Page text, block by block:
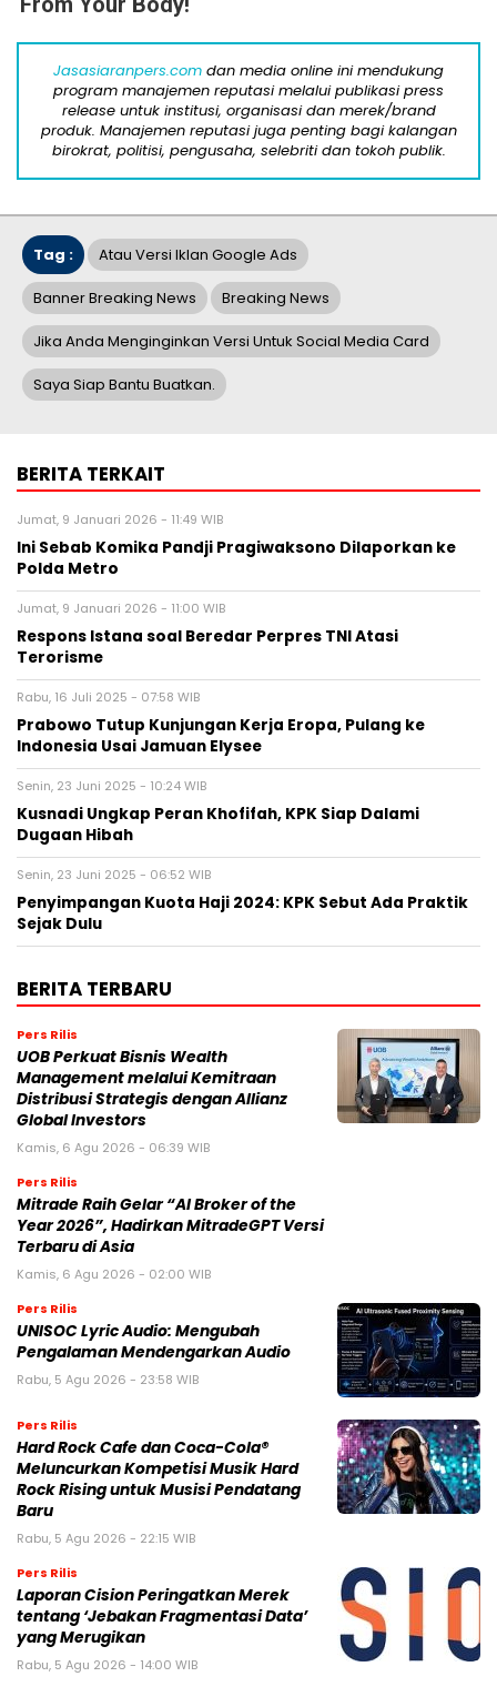
Jasasiaranpers.com dan media online ini mendukung
program manajemen reputasi melalui publikasi press
release untuk institusi, organisasi dan merek/brand
produk. Manajemen reputasi juga penting bagi kalangan
birokrat, politisi, pengusaha, selebriti dan tokoh publik.
Tag : Atau Versi Iklan Google Ads
Banner Breaking News Breaking News
Jika Anda Menginginkan Versi Untuk Social Media Card
Saya Siap Bantu Buatkan.
BERITA TERKAIT
Jumat, 9 Januari 2026 - 11:49 WIB
Ini Sebab Komika Pandji Pragiwaksono Dilaporkan ke
Polda Metro
Jumat, 9 Januari 2026 - 11:00 WIB
Respons Istana soal Beredar Perpres TNI Atasi
Terorisme
Rabu, 16 Juli 2025 - 07:58 WIB
Prabowo Tutup Kunjungan Kerja Eropa, Pulang ke
Indonesia Usai Jamuan Elysee
Senin, 23 Juni 2025 - 10:24 WIB
Kusnadi Ungkap Peran Khofifah, KPK Siap Dalami
Dugaan Hibah
Senin, 23 Juni 2025 - 06:52 WIB
Penyimpangan Kuota Haji 2024: KPK Sebut Ada Praktik
Sejak Dulu
BERITA TERBARU
Pers Rilis
UOB Perkuat Bisnis Wealth
Management melalui Kemitraan
Distribusi Strategis dengan Allianz
Global Investors
Kamis, 6 Agu 2026 - 06:39 WIB
Pers Rilis
Mitrade Raih Gelar “AI Broker of the
Year 2026”, Hadirkan MitradeGPT Versi
Terbaru di Asia
Kamis, 6 Agu 2026 - 02:00 WIB
Pers Rilis
UNISOC Lyric Audio: Mengubah
Pengalaman Mendengarkan Audio
Rabu, 5 Agu 2026 - 23:58 WIB
Pers Rilis
Hard Rock Cafe dan Coca-Cola®
Meluncurkan Kompetisi Musik Hard
Rock Rising untuk Musisi Pendatang
Baru
Rabu, 5 Agu 2026 - 22:15 WIB
Pers Rilis
Laporan Cision Peringatkan Merek
tentang ‘Jebakan Fragmentasi Data’
yang Merugikan
Rabu, 5 Agu 2026 - 14:00 WIB